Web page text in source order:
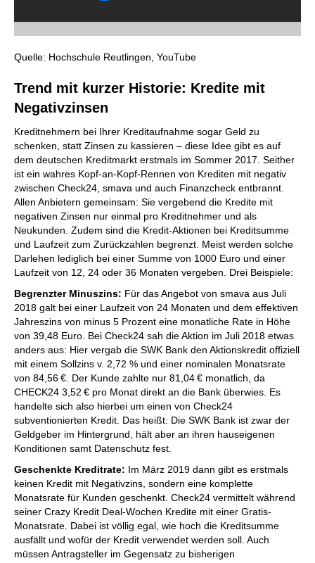
Quelle: Hochschule Reutlingen, YouTube
Trend mit kurzer Historie: Kredite mit
Negativzinsen
Kreditnehmern bei Ihrer Kreditaufnahme sogar Geld zu
schenken, statt Zinsen zu kassieren – diese Idee gibt es auf
dem deutschen Kreditmarkt erstmals im Sommer 2017. Seither
ist ein wahres Kopf-an-Kopf-Rennen von Krediten mit negativ
zwischen Check24, smava und auch Finanzcheck entbrannt.
Allen Anbietern gemeinsam: Sie vergebend die Kredite mit
negativen Zinsen nur einmal pro Kreditnehmer und als
Neukunden. Zudem sind die Kredit-Aktionen bei Kreditsumme
und Laufzeit zum Zurückzahlen begrenzt. Meist werden solche
Darlehen lediglich bei einer Summe von 1000 Euro und einer
Laufzeit von 12, 24 oder 36 Monaten vergeben. Drei Beispiele:
Begrenzter Minuszins: Für das Angebot von smava aus Juli
2018 galt bei einer Laufzeit von 24 Monaten und dem effektiven
Jahreszins von minus 5 Prozent eine monatliche Rate in Höhe
von 39,48 Euro. Bei Check24 sah die Aktion im Juli 2018 etwas
anders aus: Hier vergab die SWK Bank den Aktionskredit offiziell
mit einem Sollzins v. 2,72 % und einer nominalen Monatsrate
von 84,56 €. Der Kunde zahlte nur 81,04 € monatlich, da
CHECK24 3,52 € pro Monat direkt an die Bank überwies. Es
handelte sich also hierbei um einen von Check24
subventionierten Kredit. Das heißt: Die SWK Bank ist zwar der
Geldgeber im Hintergrund, hält aber an ihren hauseigenen
Konditionen samt Datenschutz fest.
Geschenkte Kreditrate: Im März 2019 dann gibt es erstmals
keinen Kredit mit Negativzins, sondern eine komplette
Monatsrate für Kunden geschenkt. Check24 vermittelt während
seiner Crazy Kredit Deal-Wochen Kredite mit einer Gratis-
Monatsrate. Dabei ist völlig egal, wie hoch die Kreditsumme
ausfällt und wofür der Kredit verwendet werden soll. Auch
müssen Antragsteller im Gegensatz zu bisherigen